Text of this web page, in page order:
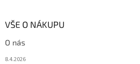
VŠE O NÁKUPU
O nás
8.4.2026